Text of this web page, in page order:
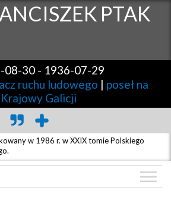
PTAK
08-30 - 1936-07-29
ruchu ludowego | poseł na
Krajowy Galicji
w 1986 r. w XXIX tomie Polskiego